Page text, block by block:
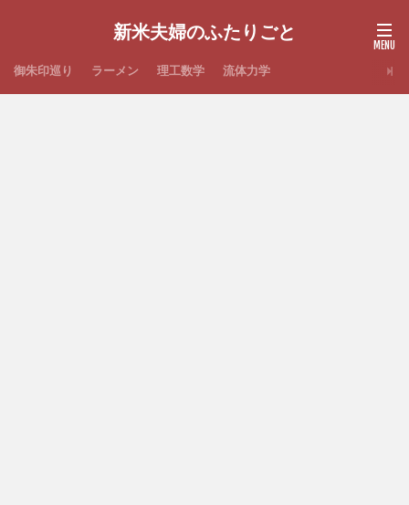
新米夫婦のふたりごと
御朱印巡り ラーメン 理工数学 流体力学